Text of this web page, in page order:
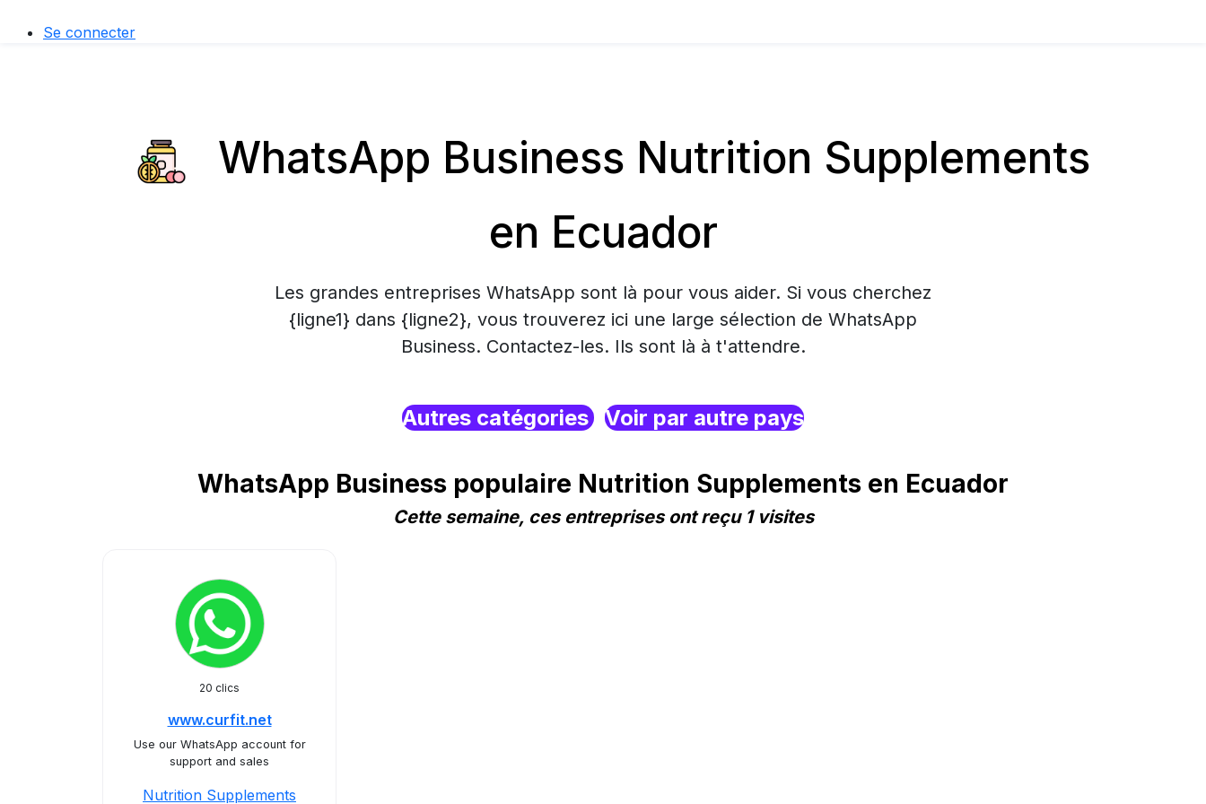
Se connecter
WhatsApp Business Nutrition Supplements
en Ecuador
Les grandes entreprises WhatsApp sont là pour vous aider. Si vous cherchez
{ligne1} dans {ligne2}, vous trouverez ici une large sélection de WhatsApp
Business. Contactez-les. Ils sont là à t'attendre.
Autres catégories Voir par autre pays
WhatsApp Business populaire Nutrition Supplements en Ecuador
Cette semaine, ces entreprises ont reçu 1 visites
20 clics
www.curfit.net
Use our WhatsApp account for
support and sales
Nutrition Supplements